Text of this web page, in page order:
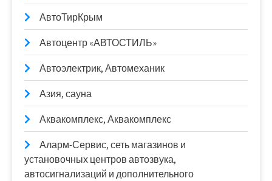
АвтоТирКрым
Автоцентр «АВТОСТИЛЬ»
Автоэлектрик, Автомеханик
Азия, сауна
Аквакомплекс, Аквакомплекс
Аларм-Сервис, сеть магазинов и
установочных центров автозвука,
автосигнализаций и дополнительного